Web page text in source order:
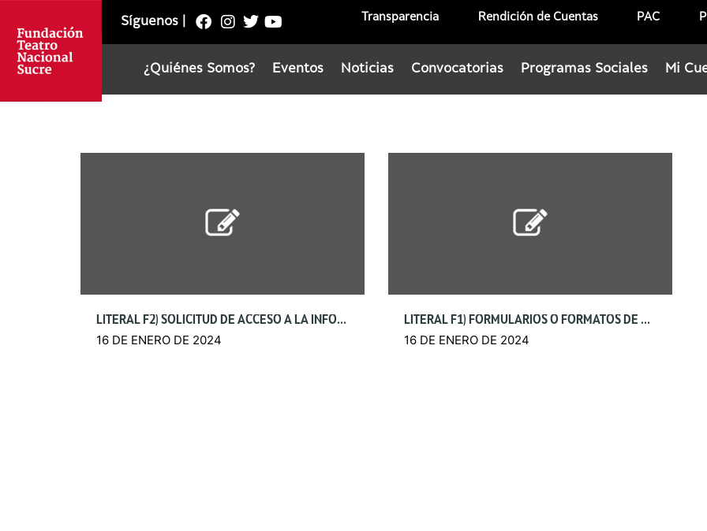
Síguenos Transparencia Rendición de Cuentas PAC
¿Quiénes Somos? Eventos Noticias Convocatorias Programas Sociales Mi
LITERAL F2) SOLICITUD DE ACCESO A LA INFORMACIÓN PÚBLICA
16 DE ENERO DE 2024
LITERAL F1) FORMULARIOS O FORMATOS DE SOLICITUDES
16 DE ENERO DE 2024